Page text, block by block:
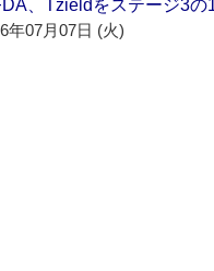
、Tzieldをステージ3
年07月07日 (火)